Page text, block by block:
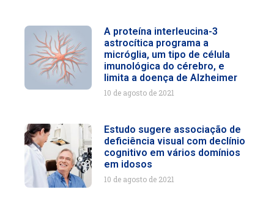
A proteína interleucina-3
astrocítica programa a
micróglia, um tipo de célula
imunológica do cérebro, e
limita a doença de Alzheimer
10 de agosto de 2021
Estudo sugere associação de
deficiência visual com declínio
cognitivo em vários domínios
em idosos
10 de agosto de 2021